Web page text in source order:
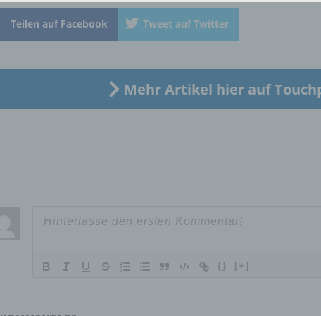
Teilen auf Facebook Tweet auf Twitter
Mehr Artikel hier auf
{} [+]
„betroffene Person") beziehen. Als identifizierbar wird eine
Person angesehen, die direkt oder indirekt, insbesondere mittels
Zuordnung zu einer Kennung wie einem Namen, zu einer
einem oder mehreren besonderen Merkmalen, die Ausdruck
physischen, physiologischen, genetischen, psychischen,
wirtschaftlichen, kulturellen oder sozialen Identität dieser
Verarbeitung Verantwortlichen verarbeitet werden.
c) Verarbeitung